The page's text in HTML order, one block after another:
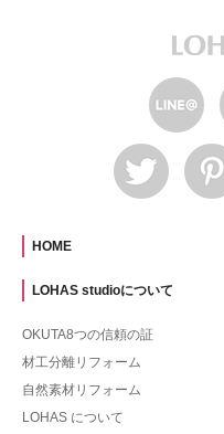
HOME
LOHAS studioについて
OKUTA8つの信頼の証
材工分離リフォーム
自然素材リフォーム
LOHAS について